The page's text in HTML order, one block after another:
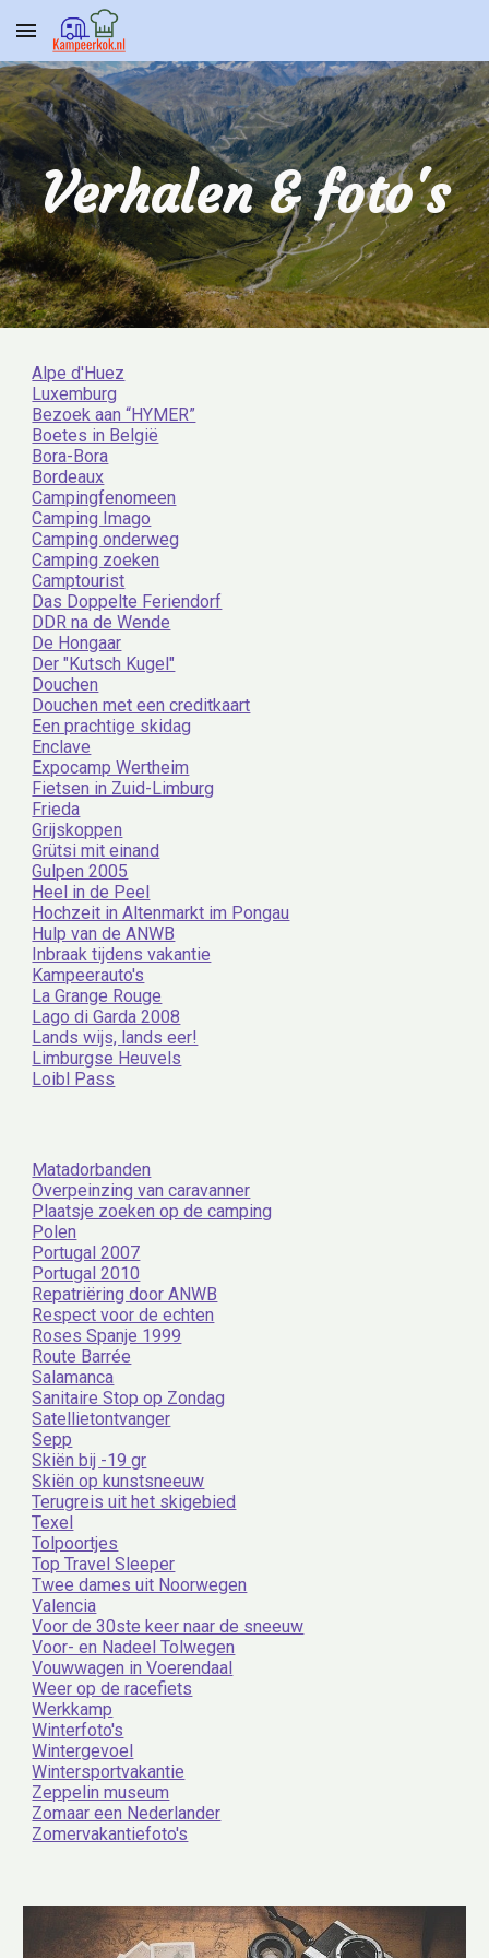
Skip to main content
Verhalen & foto's
Alpe d'Huez
Luxemburg
Bezoek aan “HYMER”
Boetes in België
Bora-Bora
Bordeaux
Campingfenomeen
Camping Imago
Camping onderweg
Camping zoeken
Camptourist
Das Doppelte Feriendorf
DDR na de Wende
De Hongaar
Der "Kutsch Kugel"
Douchen
Douchen met een creditkaart
Een prachtige skidag
Enclave
Expocamp Wertheim
Fietsen in Zuid-Limburg
Frieda
Grijskoppen
Grütsi mit einand
Gulpen 2005
Heel in de Peel
Hochzeit in Altenmarkt im Pongau
Hulp van de ANWB
Inbraak tijdens vakantie
Kampeerauto's
La Grange Rouge
Lago di Garda 2008
Lands wijs, lands eer!
Limburgse Heuvels
Loibl Pass
Matadorbanden
Overpeinzing van caravanner
Plaatsje zoeken op de camping
Polen
Portugal 2007
Portugal 2010
Repatriëring door ANWB
Respect voor de echten
Roses Spanje 1999
Route Barrée
Salamanca
Sanitaire Stop op Zondag
Satellietontvanger
Sepp
Skiën bij -19 gr
Skiën op kunstsneeuw
Terugreis uit het skigebied
Texel
Tolpoortjes
Top Travel Sleeper
Twee dames uit Noorwegen
Valencia
Voor de 30ste keer naar de sneeuw
Voor- en Nadeel Tolwegen
Vouwwagen in Voerendaal
Weer op de racefiets
Werkkamp
Winterfoto's
Wintergevoel
Wintersportvakantie
Zeppelin museum
Zomaar een Nederlander
Zomervakantiefoto's